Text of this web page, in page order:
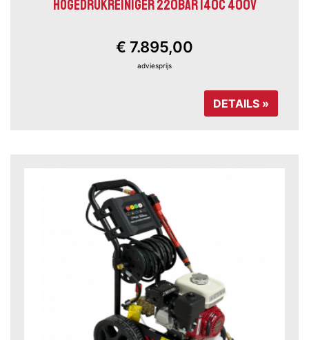
HOGEDRUKREINIGER 220BAR 140C 400V
€ 7.895,00
adviesprijs
DETAILS »